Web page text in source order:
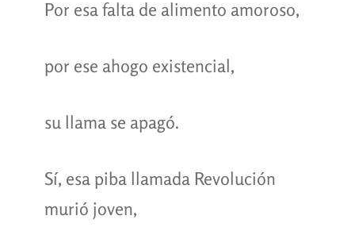
Por esa falta de alimento amoroso,
por ese ahogo existencial,
su llama se apagó.
Sí, esa piba llamada Revolución
murió joven,